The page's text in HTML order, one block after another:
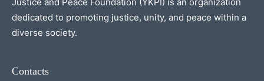
Justice and Peace Foundation (YKPI) is an organization
dedicated to promoting justice, unity, and peace within a
diverse society.
Contacts